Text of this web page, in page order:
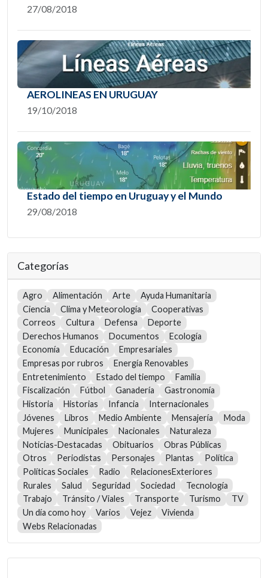
27/08/2018
AEROLINEAS EN URUGUAY
19/10/2018
Estado del tiempo en Uruguay y el Mundo
29/08/2018
Categorías
Agro Alimentación Arte
Ayuda Humanitaria
Ciencia
Clima y Meteorología
Cooperativas
Correos
Cultura Defensa
Deporte
Derechos Humanos
Documentos
Ecología
Economía
Educación
Empresariales
Empresas por rubros
Energía Renovables
Entretenimiento
Estado del tiempo
Familia
Fiscalización
Fútbol Ganadería
Gastronomía
Historia
Historias Infancia
Internacionales
Jóvenes
Libros Medio Ambiente Mensajería
Moda
Mujeres
Municipales Nacionales
Naturaleza
Noticias-Destacadas
Obituarios
Obras Públicas
Otros
Periodistas Personajes Plantas
Política
Políticas Sociales
Radio
RelacionesExteriores
Rurales
Salud Seguridad Sociedad
Tecnología
Trabajo
Tránsito / Viales Transporte Turismo
TV
Un día como hoy
Varios Vejez
Vivienda
Webs Relacionadas